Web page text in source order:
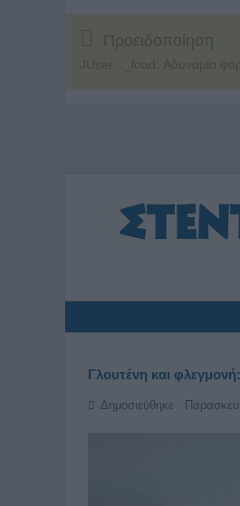
Προειδοποίηση
JUser: :_load: Αδυναμία
Γλουτένη και
Δημοσιεύθηκε :